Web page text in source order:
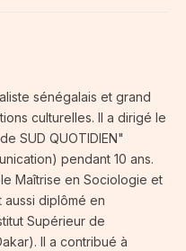
sénégalais et grand
culturelles. Il a dirigé le
SUD QUOTIDIEN"
pendant 10 ans.
Maîtrise en Sociologie et
aussi diplômé en
Supérieur de
Il a contribué à